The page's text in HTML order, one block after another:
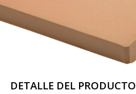
DETALLE DEL PRODUCTO